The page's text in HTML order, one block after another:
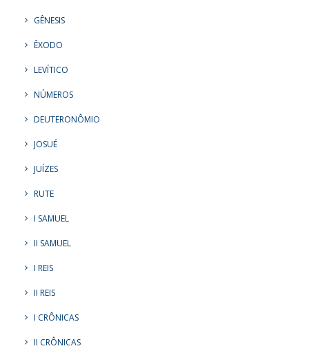
GÊNESIS
ÊXODO
LEVÍTICO
NÚMEROS
DEUTERONÔMIO
JOSUÉ
JUÍZES
RUTE
I SAMUEL
II SAMUEL
I REIS
II REIS
I CRÔNICAS
II CRÔNICAS